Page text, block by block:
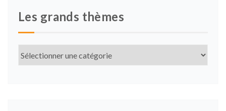
Les grands thèmes
Les
grands